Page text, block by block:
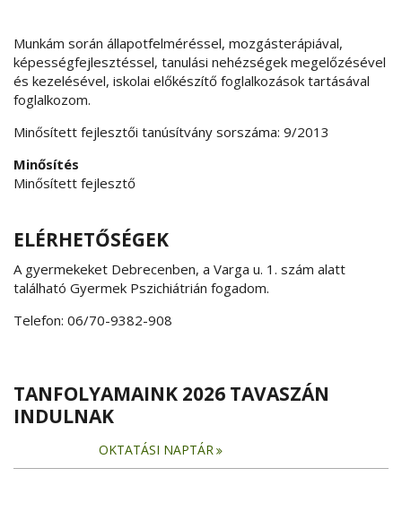
Munkám során állapotfelméréssel, mozgásterápiával,
képességfejlesztéssel, tanulási nehézségek megelőzésével
és kezelésével, iskolai előkészítő foglalkozások tartásával
foglalkozom.
Minősített fejlesztői tanúsítvány sorszáma: 9/2013
Minősítés
Minősített fejlesztő
ELÉRHETŐSÉGEK
A gyermekeket Debrecenben, a Varga u. 1. szám alatt
található Gyermek Pszichiátrián fogadom.
Telefon: 06/70-9382-908
TANFOLYAMAINK 2026 TAVASZÁN
INDULNAK
OKTATÁSI NAPTÁR